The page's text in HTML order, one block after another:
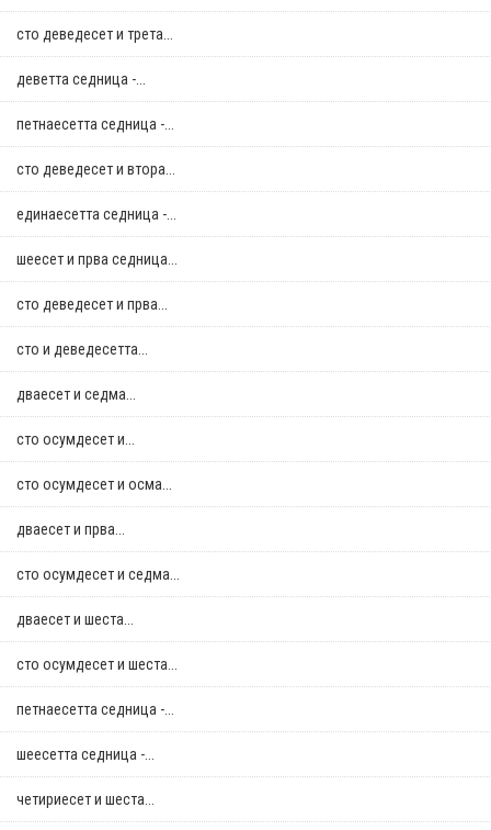
сто деведесет и трета...
деветта седница -...
петнаесетта седница -...
сто деведесет и втора...
единаесетта седница -...
шеесет и прва седница...
сто деведесет и прва...
сто и деведесетта...
дваесет и седма...
сто осумдесет и...
сто осумдесет и осма...
дваесет и прва...
сто осумдесет и седма...
дваесет и шеста...
сто осумдесет и шеста...
петнаесетта седница -...
шеесетта седница -...
четириесет и шеста...